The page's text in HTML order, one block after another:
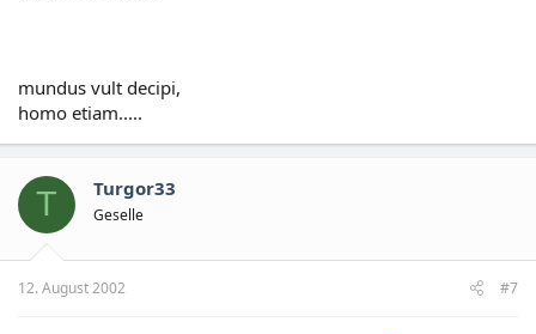
mundus vult decipi,
homo etiam.....
T Turgor33
Geselle
12. August 2002 #7